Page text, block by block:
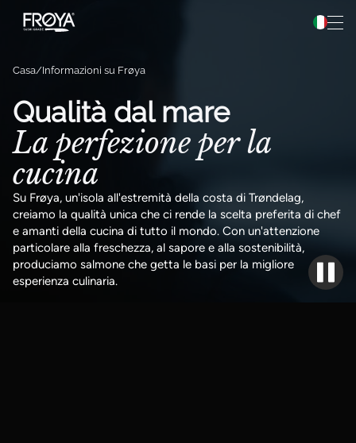
Informazioni su Frøya
Frøya Pro
Casa Informazioni su Frøya
Qualità dal mare
La perfezione per la
cucina
Su Frøya, un'isola all'estremità della costa di Trøndelag,
creiamo la qualità unica che ci rende la scelta preferita di chef
e amanti della cucina di tutto il mondo. Con un'attenzione
particolare alla freschezza, al sapore e alla sostenibilità,
produciamo salmone che getta le basi per la migliore
esperienza culinaria.